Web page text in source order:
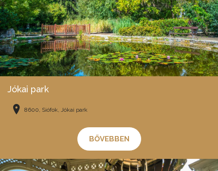
Jókai park
8600, Siófok, Jókai park
BŐVEBBEN